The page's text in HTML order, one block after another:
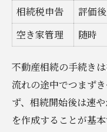
相続税申告
評価後
空き家管理
随時
不動産相続の手続き
流れの途中でつまず
ず、相続開始後は速
を作成することが基